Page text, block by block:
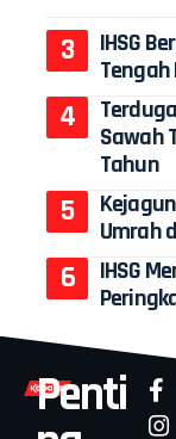
IHSG
Sawah
Tahun
Umrah
IHSG
Penti